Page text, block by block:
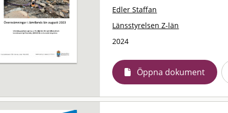
Edler Staffan
Länsstyrelsen Z-län
2024
Öppna dokument